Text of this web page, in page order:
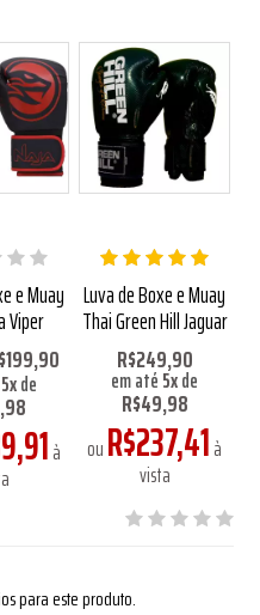
e Muay
Viper
5xde
à
Luva de Boxe e Muay
Thai Green Hill Jaguar
R$249,90
em até5xde
R$49,98
ouR$237,41à
vista
para este produto.